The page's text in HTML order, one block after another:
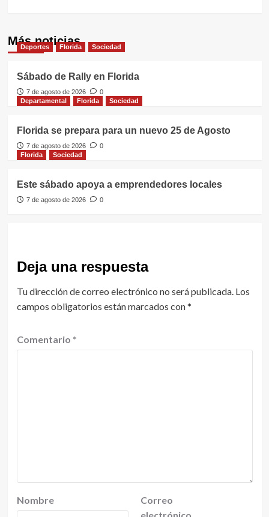
Más noticias
Deportes Florida Sociedad
Sábado de Rally en Florida
7 de agosto de 2026
0
Departamental
Florida Sociedad
Florida se prepara para un nuevo 25 de Agosto
7 de agosto de 2026
0
Florida
Sociedad
Este sábado apoya a emprendedores locales
7 de agosto de 2026 0
Deja una respuesta
Tu dirección de correo electrónico no será publicada. Los
campos obligatorios están marcados con*
Comentario *
Nombre
Correo